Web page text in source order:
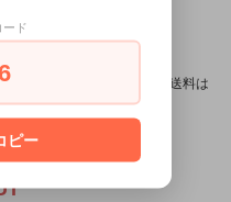
まで】です。
は、サイズや重量によって送料は
確定します。
ード
ピー